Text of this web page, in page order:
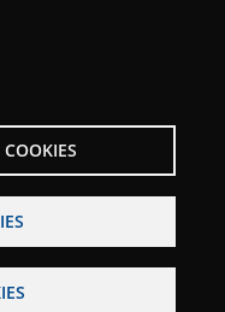
Accessibilitat